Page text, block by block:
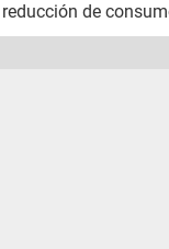
reducción de